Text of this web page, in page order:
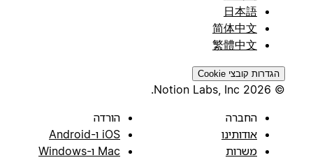
日本語
简体中文
繁體中文
הגדרות קובצי Cookie
החברה
אודותינו
משרות
הורדה
iOS ו-Android
Mac ו-Windows